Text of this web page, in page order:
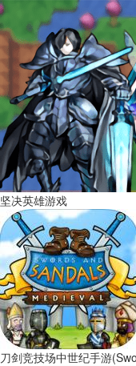
坚决英雄游戏
刀剑竞技场中世纪手游